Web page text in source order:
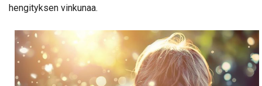
hengityksen vinkunaa.